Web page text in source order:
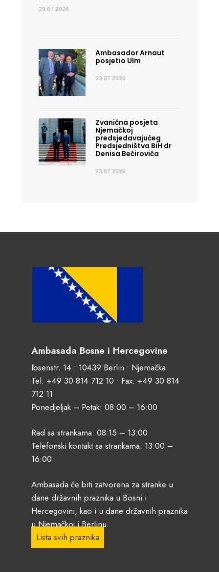
29.07.2026
Ambasador Arnaut
posjetio Ulm
23.07.2026
Zvanična posjeta
Njemačkoj
predsjedavajućeg
Predsjedništva BiH dr
Denisa Bećirovića
23.07.2026
Ambasada Bosne i Hercegovine
Ibsenstr. 14 • 10439 Berlin • Njemačka
Tel: +49 30 814 712 10 • Fax: +49 30 814
712 11
Ponedjeljak – Petak: 08:00 – 16:00
Rad sa strankama: 08:15 – 13:00
Telefonski kontakt sa strankama: 13:00 –
16:00
Ambasada će biti zatvorena za stranke u
dane državnih praznika u Bosni i
Hercegovini, kao i u dane državnih praznika
u Njemačkoj i Berlinu.
Lista svih praznika